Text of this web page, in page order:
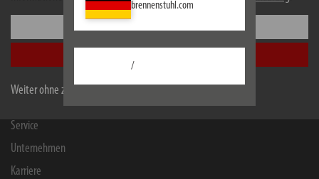
Weiter ohne zu akzeptieren
brennenstuhl.com
/
Informationen
Herstellergarantie
Service
Unternehmen
Karriere